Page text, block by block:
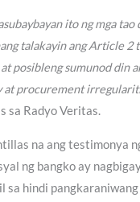
ito ng mga
talakayin ang Article 2
posibleng sumunod din
at procurement
sa Radyo Veritas.
na ang testimonya
ng bangko ay
sa hindi